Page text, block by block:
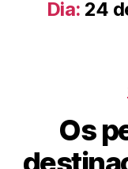
Dia: 24
Os